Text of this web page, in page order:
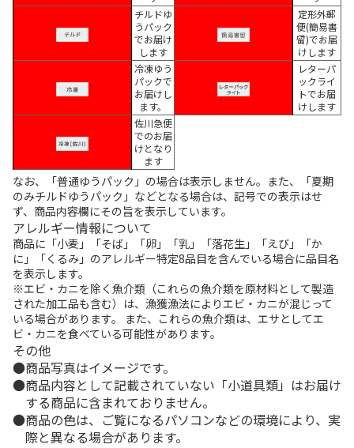
チルドゆ
うパック
でお届け
します
定形外郵
便(簡易書
留)でお届
けします
冷凍ゆう
パックで
お届けし
ます。
レターパ
ックライ
トでお届
けします
佐川急便
でのお届
けとなり
ます
なお、「普通ゆうパック」の場合は表示しません。また、「夏期
のみチルドゆうパック」などとなる場合は、記号での表示はせ
ず、商品内容欄にその旨を表示しています。
アレルギー情報について
商品に「小麦」「そば」「卵」「乳」「落花生」「えび」「か
に」「くるみ」のアレルギー特定8品目を含んでいる場合に品目名
を表示します。
※エビ・カニを除く魚介類（これらの魚介類を原材料として製造
された加工品も含む）は、漁獲漁法によりエビ・カニが混じって
いる場合があります。 また、これらの魚介類は、エサとしてエ
ビ・カニを食べている可能性があります。
その他
商品写真はイメージです。
商品内容として記載されていない「小道具類」はお届け
する商品に含まれておりません。
商品の色は、ご覧になるパソコンなどの環境により、実
際と異なる場合があります。